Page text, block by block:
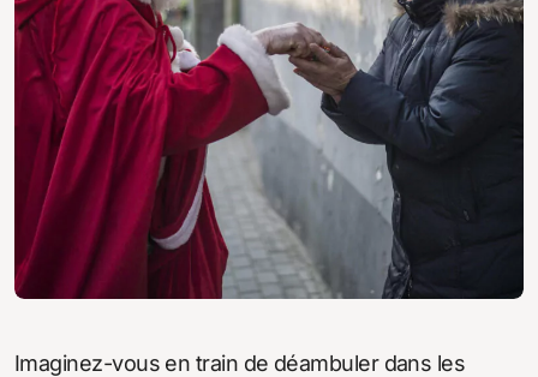
Imaginez-vous en train de déambuler dans les